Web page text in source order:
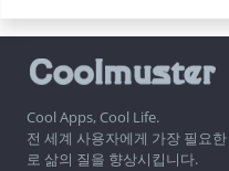
Cool Apps, Cool Life.
전 세계 사용자에게 가장 필요
로 삶의 질을 향상시킵니다.